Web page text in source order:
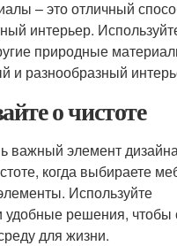
– это отличный
интерьер.
природные
и разнообразный
о чистоте
важный элемент
когда выбираете
Используйте
решения, чтобы
для жизни.